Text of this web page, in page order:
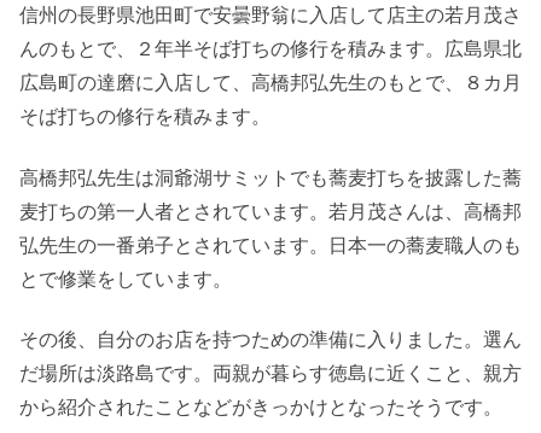
信州の長野県池田町で安曇野翁に入店して店主の若月茂さ
んのもとで、２年半そば打ちの修行を積みます。広島県北
広島町の達磨に入店して、高橋邦弘先生のもとで、８カ月
そば打ちの修行を積みます。
高橋邦弘先生は洞爺湖サミットでも蕎麦打ちを披露した蕎
麦打ちの第一人者とされています。若月茂さんは、高橋邦
弘先生の一番弟子とされています。日本一の蕎麦職人のも
とで修業をしています。
その後、自分のお店を持つための準備に入りました。選ん
だ場所は淡路島です。両親が暮らす徳島に近くこと、親方
から紹介されたことなどがきっかけとなったそうです。